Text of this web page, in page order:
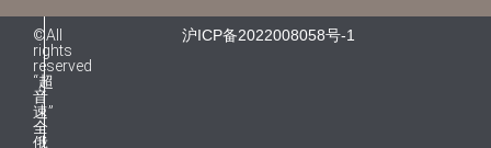
©All
rights
reserved
“超
音
速”
全
俄
沪ICP备2022008058号-1